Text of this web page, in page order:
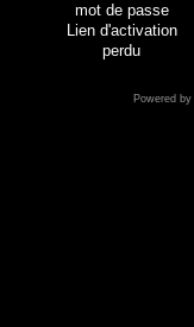
mot de passe
Lien d'activation
perdu
Powered by